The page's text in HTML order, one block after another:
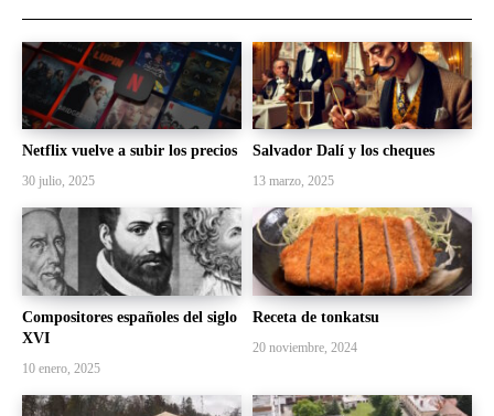
Netflix vuelve a subir los precios
30 julio, 2025
Salvador Dalí y los cheques
13 marzo, 2025
Compositores españoles del siglo
XVI
10 enero, 2025
Receta de tonkatsu
20 noviembre, 2024